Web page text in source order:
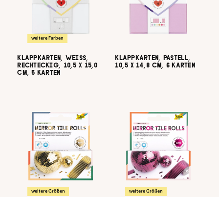
weitere Farben
KLAPPKARTEN, WEISS, R
ECHTECKIG, 10,5 X 15,0 C
M, 5 KARTEN
KLAPPKARTEN, PASTELL,
10,5 X 14,8 CM, 6 KARTEN
weitere Größen weitere Größen